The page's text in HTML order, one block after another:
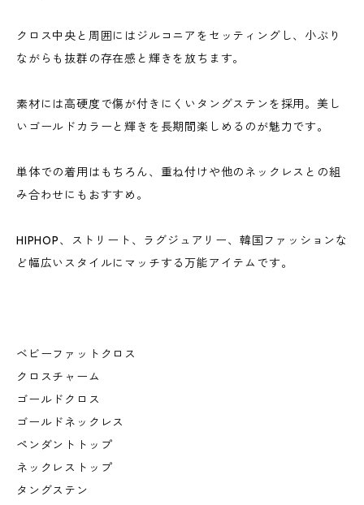
クロス中央と周囲にはジルコニアをセッティングし、小ぶり
ながらも抜群の存在感と輝きを放ちます。
素材には高硬度で傷が付きにくいタングステンを採用。美し
いゴールドカラーと輝きを長期間楽しめるのが魅力です。
単体での着用はもちろん、重ね付けや他のネックレスとの組
み合わせにもおすすめ。
HIPHOP、ストリート、ラグジュアリー、韓国ファッションな
ど幅広いスタイルにマッチする万能アイテムです。
ベビーファットクロス
クロスチャーム
ゴールドクロス
ゴールドネックレス
ペンダントトップ
ネックレストップ
タングステン